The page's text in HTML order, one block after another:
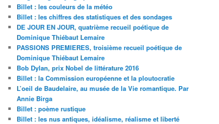
Billet : les couleurs de la météo
Billet : les chiffres des statistiques et des sondages
DE JOUR EN JOUR, quatrième recueil poétique de
Dominique Thiébaut Lemaire
PASSIONS PREMIERES, troisième recueil poétique de
Dominique Thiébaut Lemaire
Bob Dylan, prix Nobel de littérature 2016
Billet : la Commission européenne et la ploutocratie
L’oeil de Baudelaire, au musée de la Vie romantique. Par
Annie Birga
Billet : poème rustique
Billet : les nus antiques, idéalisme, réalisme et liberté